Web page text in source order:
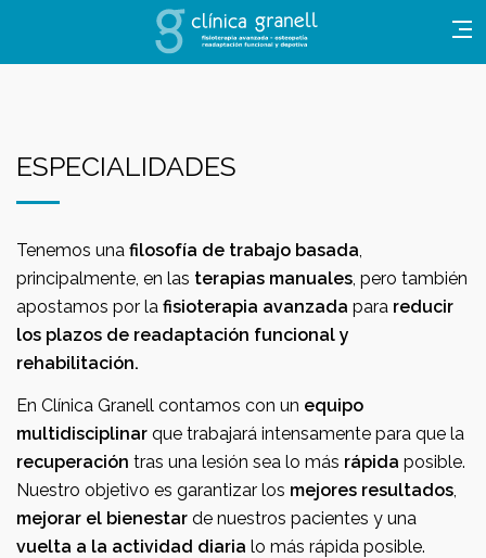
ESPECIALIDADES
Tenemos una filosofía de trabajo basada,
principalmente, en las terapias manuales, pero también
apostamos por la fisioterapia avanzada para reducir
los plazos de readaptación funcional y
rehabilitación.
En Clínica Granell contamos con un equipo
multidisciplinar que trabajará intensamente para que la
recuperación tras una lesión sea lo más rápida posible.
Nuestro objetivo es garantizar los mejores resultados,
mejorar el bienestar de nuestros pacientes y una
vuelta a la actividad diaria lo más rápida posible.